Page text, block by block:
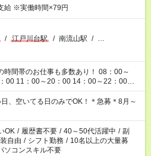
給 ※実働時間×79円
/ 江戸川台駅 / 南流山駅 / …
00 11：00～20：00 14：00～22：00
00～23：00 22：00～7：00 等
、空いてる日のみでOK！＊急募＊8月～
OK / 履歴書不要 / 40～50代活躍中 / 副
自由 / シフト勤務 / 10名以上の大量募
ソコンスキル不要